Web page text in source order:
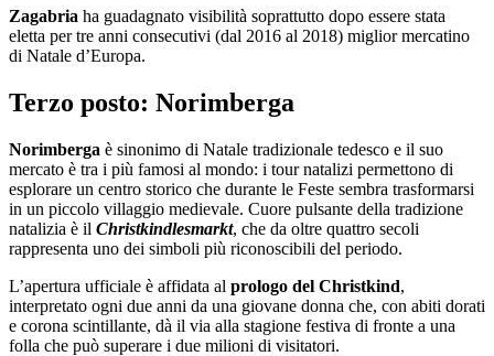
Zagabria ha guadagnato visibilità soprattutto dopo essere stata
eletta per tre anni consecutivi (dal 2016 al 2018) miglior mercatino
di Natale d’Europa.
Terzo posto: Norimberga
Norimberga è sinonimo di Natale tradizionale tedesco e il suo
mercato è tra i più famosi al mondo: i tour natalizi permettono di
esplorare un centro storico che durante le Feste sembra trasformarsi
in un piccolo villaggio medievale. Cuore pulsante della tradizione
natalizia è il Christkindlesmarkt, che da oltre quattro secoli
rappresenta uno dei simboli più riconoscibili del periodo.
L’apertura ufficiale è affidata al prologo del Christkind,
interpretato ogni due anni da una giovane donna che, con abiti dorati
e corona scintillante, dà il via alla stagione festiva di fronte a una
folla che può superare i due milioni di visitatori.